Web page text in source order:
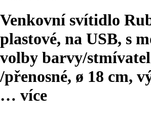
Venkovní svítidlo
plastové, na USB, s
volby barvy/
/přenosné, ø 18 cm,
… více